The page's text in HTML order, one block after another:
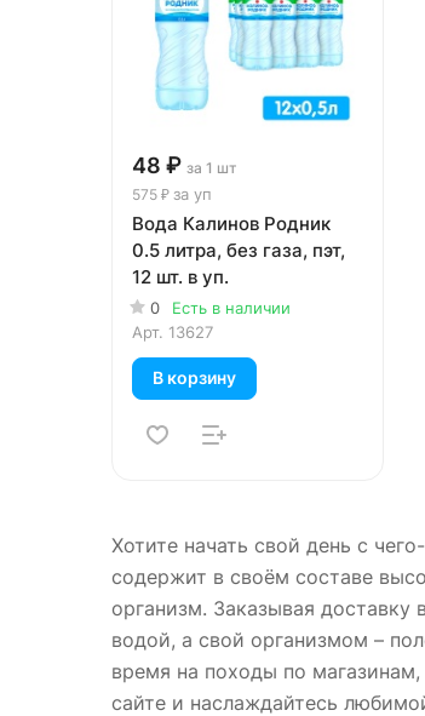
48 ₽ за 1 шт
575 ₽ за уп
Вода Калинов Родник
0.5 литра, без газа, пэт,
12 шт. в уп.
0
Есть в наличии
Арт. 13627
В корзину
Хотите начать свой день с
содержит в своём составе
организм. Заказывая доставку
водой, а свой организмом –
время на походы по
сайте и наслаждайтесь